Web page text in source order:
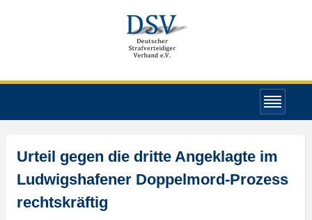
Urteil gegen die dritte Angeklagte im
Ludwigshafener Doppelmord-Prozess
rechtskräftig